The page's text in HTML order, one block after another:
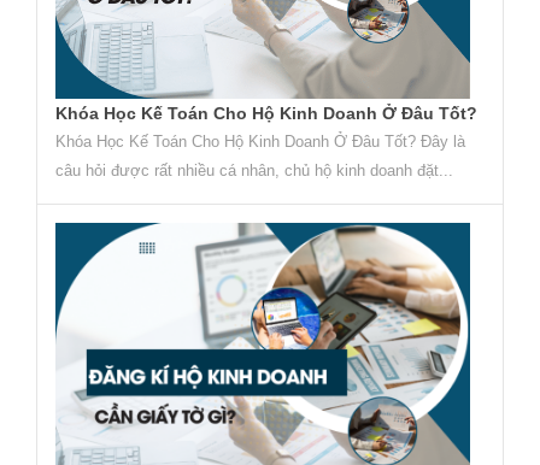
Khóa Học Kế Toán Cho Hộ Kinh Doanh Ở Đâu Tốt?
Khóa Học Kế Toán Cho Hộ Kinh Doanh Ở Đâu Tốt? Đây là
câu hỏi được rất nhiều cá nhân, chủ hộ kinh doanh đặt...